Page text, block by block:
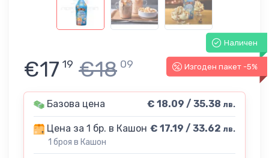
Наличен
Изгоден пакет -5%
€17 19 €18 09
Базова цена € 18.09 / 35.38 лв.
Цена за 1 бр. в Кашон
1 броя в Кашон
€ 17.19 / 33.62 лв.